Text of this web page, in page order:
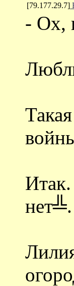
[79.177.29.7]
- Ох,
нет╩.